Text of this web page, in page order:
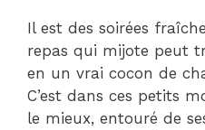
Il est des soirées
repas qui mijote peut
en un vrai cocon de
C’est dans ces petits
le mieux, entouré de